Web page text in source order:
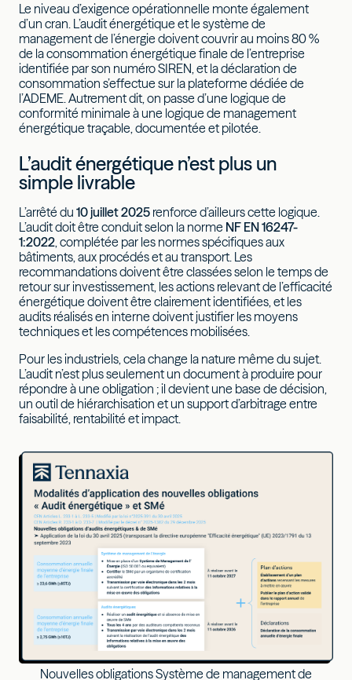
Le niveau d’exigence opérationnelle monte également
d’un cran. L’audit énergétique et le système de
management de l’énergie doivent couvrir au moins 80 %
de la consommation énergétique finale de l’entreprise
identifiée par son numéro SIREN, et la déclaration de
consommation s’effectue sur la plateforme dédiée de
l’ADEME. Autrement dit, on passe d’une logique de
conformité minimale à une logique de management
énergétique traçable, documentée et pilotée.
L’audit énergétique n’est plus un
simple livrable
L’arrêté du 10 juillet 2025 renforce d’ailleurs cette logique.
L’audit doit être conduit selon la norme NF EN 16247-
1:2022, complétée par les normes spécifiques aux
bâtiments, aux procédés et au transport. Les
recommandations doivent être classées selon le temps de
retour sur investissement, les actions relevant de l’efficacité
énergétique doivent être clairement identifiées, et les
audits réalisés en interne doivent justifier les moyens
techniques et les compétences mobilisées.
Pour les industriels, cela change la nature même du sujet.
L’audit n’est plus seulement un document à produire pour
répondre à une obligation ; il devient une base de décision,
un outil de hiérarchisation et un support d’arbitrage entre
faisabilité, rentabilité et impact.
Nouvelles obligations Système de management de